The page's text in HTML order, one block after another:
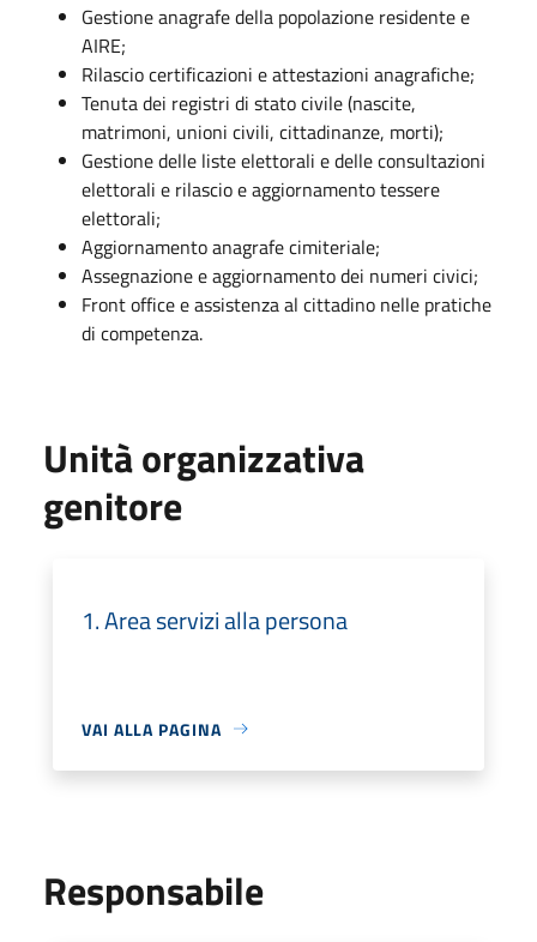
Gestione anagrafe della popolazione residente e
AIRE;
Rilascio certificazioni e attestazioni anagrafiche;
Tenuta dei registri di stato civile (nascite,
matrimoni, unioni civili, cittadinanze, morti);
Gestione delle liste elettorali e delle consultazioni
elettorali e rilascio e aggiornamento tessere
elettorali;
Aggiornamento anagrafe cimiteriale;
Assegnazione e aggiornamento dei numeri civici;
Front office e assistenza al cittadino nelle pratiche
di competenza.
Unità organizzativa
genitore
1. Area servizi alla persona
VAI ALLA PAGINA
Responsabile